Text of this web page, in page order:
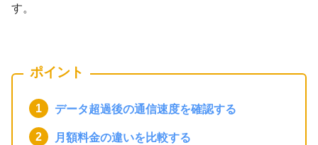
す。
ポイント
データ超過後の通信速度を確認する
月額料金の違いを比較する